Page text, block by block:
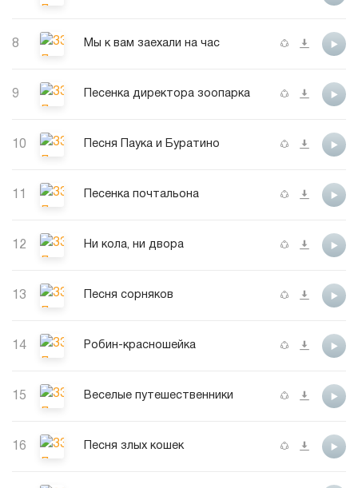
8 Мы к вам заехали на час
9 Песенка директора зоопарка
10 Песня Паука и Буратино
11 Песенка почтальона
12 Ни кола, ни двора
13 Песня сорняков
14 Робин-красношейка
15 Веселые путешественники
16 Песня злых кошек